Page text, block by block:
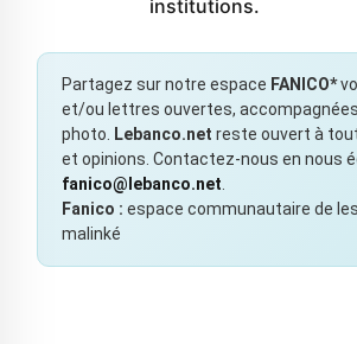
institutions.
Partagez sur notre espace FANICO*
et/ou lettres ouvertes,
photo.
Lebanco.net reste ouvert à
et opinions. Contactez-nous en nous
fanico@lebanco.net
Fanico : espace communautaire de
malinké